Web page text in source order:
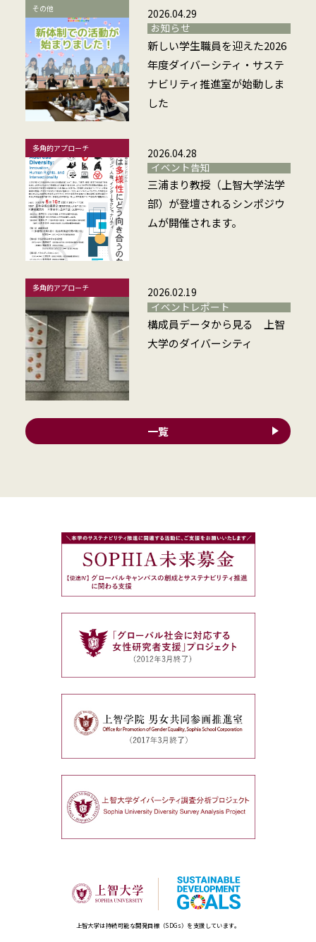
その他
2026.04.29
お知らせ
新しい学生職員を迎えた2026
年度ダイバーシティ・サステ
ナビリティ推進室が始動しま
した
多角的アプローチ
2026.04.28
イベント告知
三浦まり教授（上智大学法学
部）が登壇されるシンポジウ
ムが開催されます。
多角的アプローチ
2026.02.19
イベントレポート
構成員データから見る 上智
大学のダイバーシティ
一覧
上智大学は持続可能な開発目標（SDGs）を支援しています。